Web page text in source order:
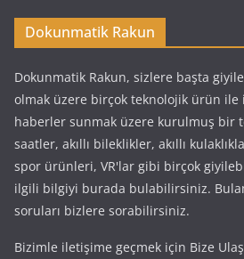
Dokunmatik Rakun
Dokunmatik Rakun, sizlere başta
olmak üzere birçok teknolojik ürün ile
haberler sunmak üzere kurulmuş bir
saatler, akıllı bileklikler, akıllı
spor ürünleri, VR'lar gibi birçok
ilgili bilgiyi burada bulabilirsiniz.
soruları bizlere sorabilirsiniz.
Bizimle iletişime geçmek için Bize